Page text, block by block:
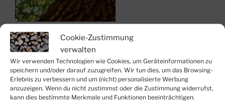
Cookie-Zustimmung
verwalten
Wir verwenden Technologien wie Cookies, um Geräteinformationen zu
speichern und/oder darauf zuzugreifen. Wir tun dies, um das Browsing-
Erlebnis zu verbessern und um (nicht) personalisierte Werbung
anzuzeigen. Wenn du nicht zustimmst oder die Zustimmung widerrufst,
kann dies bestimmte Merkmale und Funktionen beeinträchtigen.
Kaminholz Eiche
Kaminholz Buche
Preis:Wir machen den besten Preis für Sie!
Holzschnittlänge 25 cm und 30 cm möglich